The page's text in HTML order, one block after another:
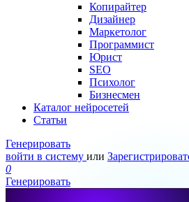
Копирайтер
Дизайнер
Маркетолог
Программист
Юрист
SEO
Психолог
Бизнесмен
Каталог нейросетей
Статьи
Генерировать
войти в систему или
0
Генерировать